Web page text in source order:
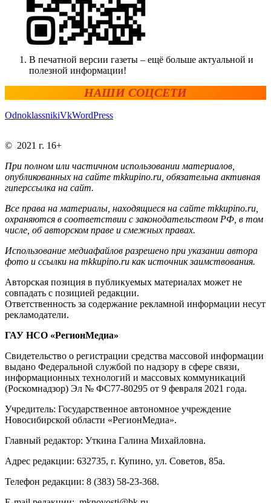
В печатной версии газеты – ещё больше актуальной и
полезной информации!
НАШИ СОЦСЕТИ
OdnoklassnikiVkWordPress
© 2021 г. 16+
При полном или частичном использовании материалов,
опубликованных на сайте mkkupino.ru, обязательна активная
гиперссылка на сайт.
Все права на материалы, находящиеся на сайте mkkupino.ru,
охраняются в соответствии с законодательством РФ, в том
числе, об авторском праве и смежных правах.
Использование медиафайлов разрешено при указании автора
фото и ссылки на mkkupino.ru как источник заимствования.
Авторская позиция в публикуемых материалах может не
совпадать с позицией редакции.
Ответственность за содержание рекламной информации несут
рекламодатели.
ГАУ НСО «РегионМедиа»
Свидетельство о регистрации средства массовой информации
выдано Федеральной службой по надзору в сфере связи,
информационных технологий и массовых коммуникаций
(Роскомнадзор) Эл № ФС77-80295 от 9 февраля 2021 года.
Учредитель: Государственное автономное учреждение
Новосибирской области «РегионМедиа».
Главный редактор: Уткина Галина Михайловна.
Адрес редакции: 632735, г. Купино, ул. Советов, 85а.
Телефон редакции: 8 (383) 58-23-368.